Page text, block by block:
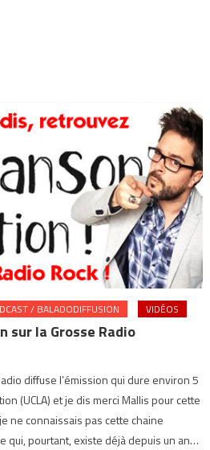
/ BALADODIFFUSION VIDÉOS
sur la Grosse Radio
diffuse l’émission qui dure environ 5
(UCLA) et je dis merci Mallis pour cette
ne connaissais pas cette chaine
qui, pourtant, existe déjà depuis un an…